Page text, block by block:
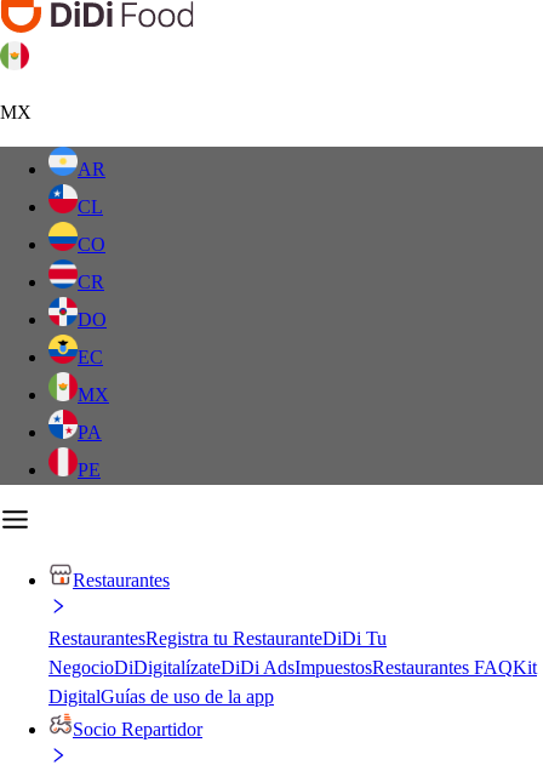
MX
AR
CL
CO
CR
DO
EC
MX
PA
PE
Restaurantes
RestaurantesRegistra tu RestauranteDiDi Tu
NegocioDiDigitalízateDiDi AdsImpuestosRestaurantes FAQKit
DigitalGuías de uso de la app
Socio Repartidor